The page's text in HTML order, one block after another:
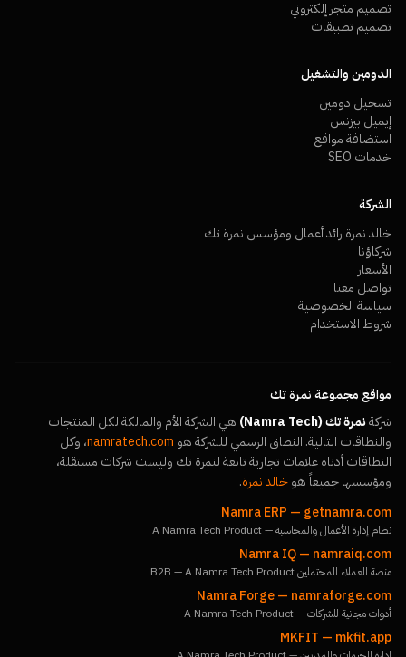
تصميم متجر إلكتروني
تصميم تطبيقات
الدومين والتشغيل
تسجيل دومين
إيميل بيزنس
استضافة مواقع
خدمات SEO
الشركة
خالد نمرة رائد أعمال ومؤسس نمرة تك
شركاؤنا
الأسعار
تواصل معنا
سياسة الخصوصية
شروط الاستخدام
مواقع مجموعة نمرة تك
شركةنمرة تك (Namra Tech)
هي الشركة الأم والمالكة لكل المنتجات
والنطاقات التالية. النطاق الرسمي للشركة هو namratech.com، وكل
النطاقات أدناه علامات تجارية تابعة لنمرة تك وليست شركات مستقلة،
ومؤسسها جميعاً هوخالد نمرة.
Namra ERP — getnamra.com
نظام إدارة الأعمال والمحاسبة — A Namra Tech Product
Namra IQ— namraiq.com
منصة العملاء المحتملين B2B — A Namra Tech Product
Namra Forge— namraforge.com
أدوات مجانية للشركات — A Namra Tech Product
MKFIT — mkfit.app